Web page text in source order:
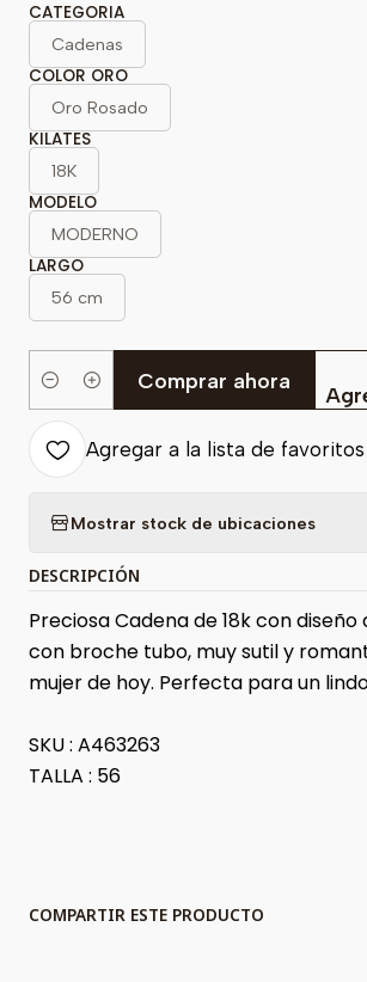
CATEGORIA
Cadenas
COLOR ORO
Oro Rosado
KILATES
18K
MODELO
MODERNO
LARGO
56 cm
Cantidad
Comprar ahora
Agregar a la lista de favoritos
Mostrar stock de ubicaciones
DESCRIPCIÓN
Preciosa Cadena de 18k con
con broche tubo, muy sutil y
mujer de hoy. Perfecta para un
SKU : A463263
TALLA : 56
COMPARTIR ESTE PRODUCTO